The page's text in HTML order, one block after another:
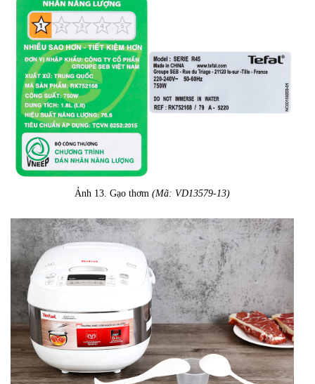
Ảnh 13. Gạo thơm (Mã: VD13579-13)